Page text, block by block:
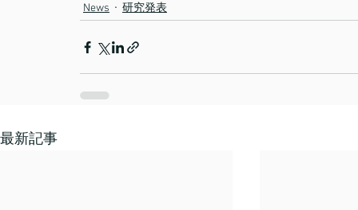
News
研究発表
最新記事